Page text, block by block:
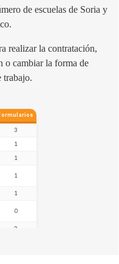
de escuelas de Soria y
realizar la contratación,
o cambiar la forma de
trabajo.